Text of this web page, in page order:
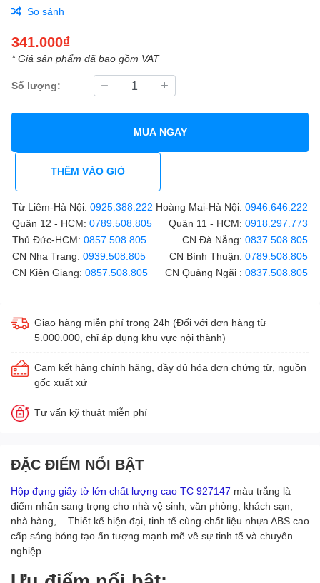
So sánh
341.000₫
* Giá sản phẩm đã bao gồm VAT
Số lượng:
MUA NGAY
THÊM VÀO GIỎ
Từ Liêm-Hà Nội: 0925.388.222 Hoàng Mai-Hà Nội: 0946.646.222
Quận 12 - HCM: 0789.508.805 Quận 11 - HCM: 0918.297.773
Thủ Đức-HCM: 0857.508.805 CN Đà Nẵng: 0837.508.805
CN Nha Trang: 0939.508.805 CN Bình Thuận: 0789.508.805
CN Kiên Giang: 0857.508.805 CN Quảng Ngãi : 0837.508.805
Giao hàng miễn phí trong 24h (Đối với đơn hàng từ
5.000.000, chỉ áp dụng khu vực nội thành)
Cam kết hàng chính hãng, đầy đủ hóa đơn chứng từ, nguồn
gốc xuất xứ
Tư vấn kỹ thuật miễn phí
ĐẶC ĐIỂM NỔI BẬT
Hộp đựng giấy tờ lớn chất lượng cao TC 927147 màu trắng là
điểm nhấn sang trọng cho nhà vệ sinh, văn phòng, khách sạn,
nhà hàng,... Thiết kế hiện đại, tinh tế cùng chất liệu nhựa ABS cao
cấp sáng bóng tạo ấn tượng mạnh mẽ về sự tinh tế và chuyên
nghiệp .